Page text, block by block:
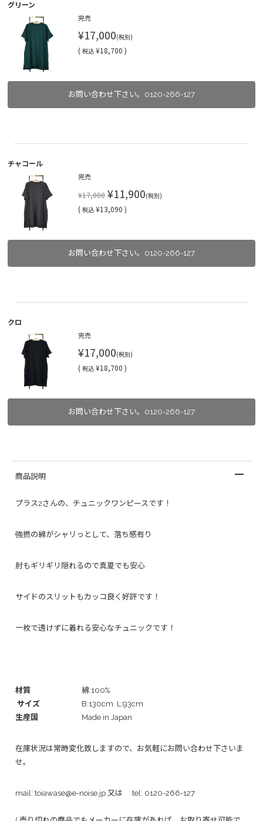
グリーン
完売
¥17,000(税別)
( 税込 ¥18,700 )
お問い合わせ下さい。0120-266-127
チャコール
完売
¥17,000 ¥11,900(税別)
( 税込 ¥13,090 )
お問い合わせ下さい。0120-266-127
クロ
完売
¥17,000(税別)
( 税込 ¥18,700 )
お問い合わせ下さい。0120-266-127
商品説明
プラス2さんの、チュニックワンピースです！
強撚の綿がシャリっとして、落ち感有り
肘もギリギリ隠れるので真夏でも安心
サイドのスリットもカッコ良く好評です！
一枚で透けずに着れる安心なチュニックです！
材質
綿:100%
サイズ
B:130cm L:93cm
生産国
Made in Japan
在庫状況は常時変化致しますので、お気軽にお問い合わせ下さいま
せ。
mail: toiawase@e-noise.jp 又は tel: 0120-266-127